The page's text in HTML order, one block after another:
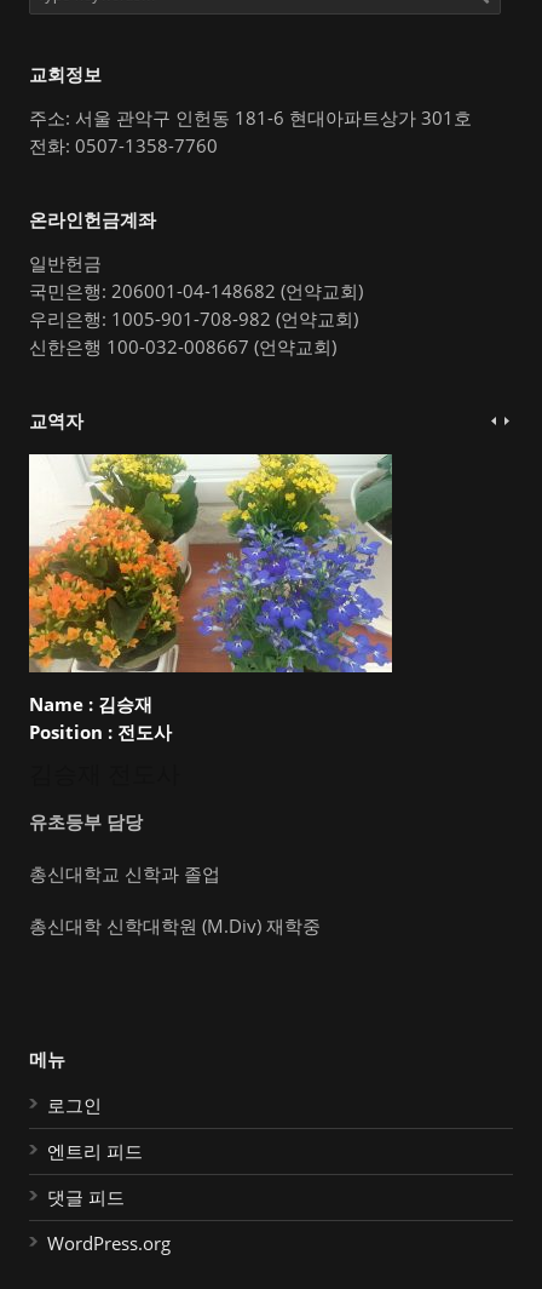
교회정보
주소: 서울 관악구 인헌동 181-6 현대아파트상가 301호
전화: 0507-1358-7760
온라인헌금계좌
일반헌금
국민은행: 206001-04-148682 (언약교회)
우리은행: 1005-901-708-982 (언약교회)
신한은행 100-032-008667 (언약교회)
교역자
Name : 김승재
Position : 전도사
유초등부 담당
총신대학교 신학과 졸업
총신대학 신학대학원 (M.Div) 재학중
메뉴
로그인
엔트리 피드
댓글 피드
WordPress.org